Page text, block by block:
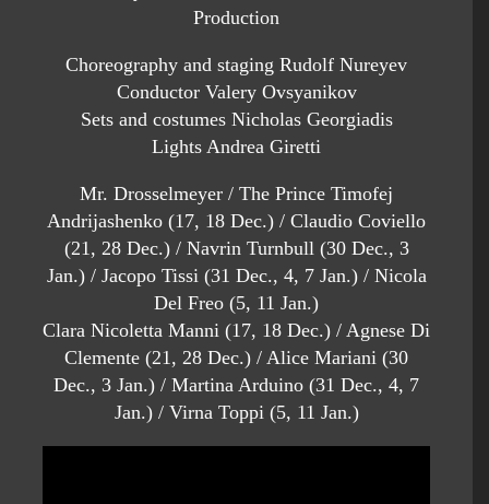
Production
Choreography and staging Rudolf Nureyev
Conductor Valery Ovsyanikov
Sets and costumes Nicholas Georgiadis
Lights Andrea Giretti
Mr. Drosselmeyer / The Prince Timofej
Andrijashenko (17, 18 Dec.) / Claudio Coviello
(21, 28 Dec.) / Navrin Turnbull (30 Dec., 3
Jan.) / Jacopo Tissi (31 Dec., 4, 7 Jan.) / Nicola
Del Freo (5, 11 Jan.)
Clara Nicoletta Manni (17, 18 Dec.) / Agnese Di
Clemente (21, 28 Dec.) / Alice Mariani (30
Dec., 3 Jan.) / Martina Arduino (31 Dec., 4, 7
Jan.) / Virna Toppi (5, 11 Jan.)